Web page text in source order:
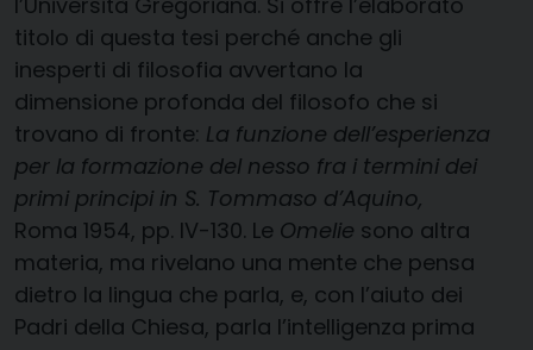
titolo di questa tesi perché anche gli
inesperti di filosofia avvertano la
dimensione profonda del filosofo che si
trovano di fronte: La funzione dell’esperienza
per la formazione del nesso fra i termini dei
primi principi in S. Tommaso d’Aquino,
Roma 1954, pp. IV-130. Le Omelie sono altra
materia, ma rivelano una mente che pensa
dietro la lingua che parla, e, con l’aiuto dei
Padri della Chiesa, parla l’intelligenza prima